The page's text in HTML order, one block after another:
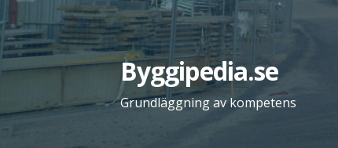
o
p
p
t
Byggipedia.se
Grundläggning av kompetens